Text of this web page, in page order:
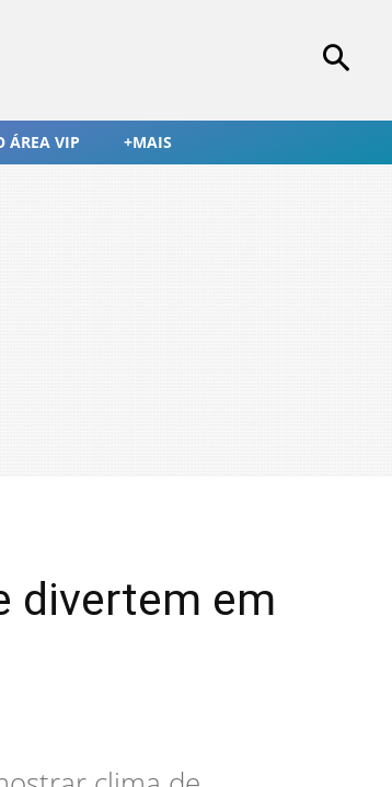
ÁREA VIP +MAIS
divertem em